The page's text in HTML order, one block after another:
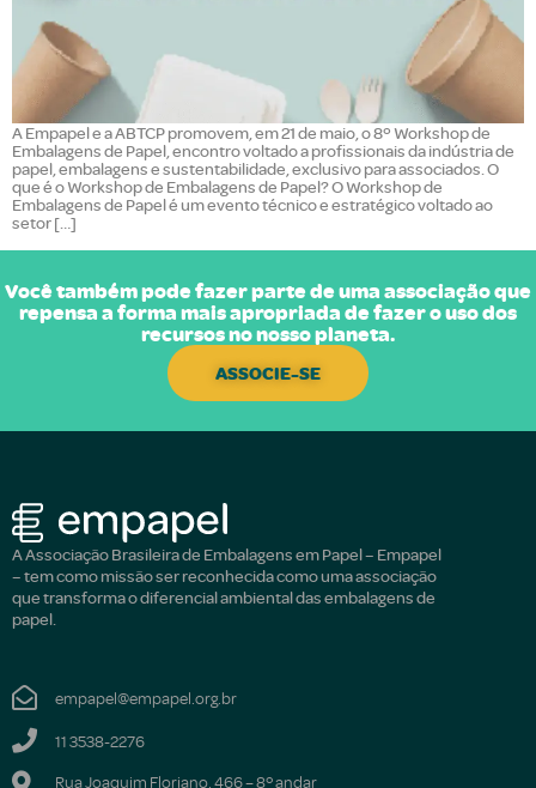
A Empapel e a ABTCP promovem, em 21 de maio, o 8º Workshop de
Embalagens de Papel, encontro voltado a profissionais da indústria de
papel, embalagens e sustentabilidade, exclusivo para associados. O
que é o Workshop de Embalagens de Papel? O Workshop de
Embalagens de Papel é um evento técnico e estratégico voltado ao
setor […]
Você também pode fazer parte de uma associação que
repensa a forma mais apropriada de fazer o uso dos
recursos no nosso planeta.
ASSOCIE-SE
A Associação Brasileira de Embalagens em Papel – Empapel
– tem como missão ser reconhecida como uma associação
que transforma o diferencial ambiental das embalagens de
papel.
empapel@empapel.org.br
11 3538-2276
Rua Joaquim Floriano, 466 – 8º andar